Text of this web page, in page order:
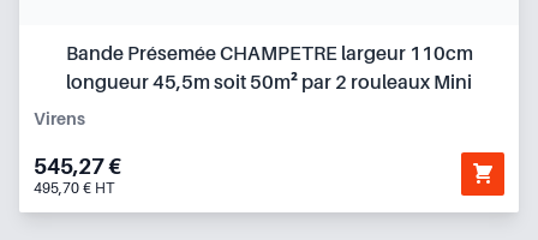
Bande Présemée CHAMPETRE largeur 110cm
longueur 45,5m soit 50m² par 2 rouleaux Mini
Virens
545,27 €
495,70 € HT